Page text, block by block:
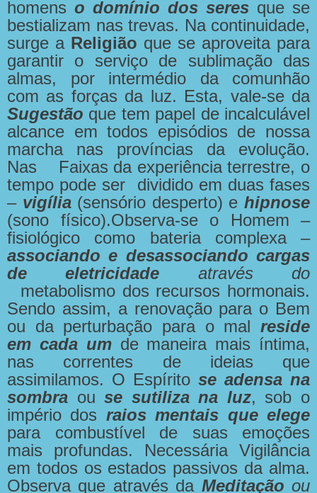
homens o domínio dos seres que se
bestializam nas trevas. Na continuidade,
surge a Religião que se aproveita para
garantir o serviço de sublimação das
almas, por intermédio da comunhão
com as forças da luz. Esta, vale-se da
Sugestão que tem papel de incalculável
alcance em todos episódios de nossa
marcha nas províncias da evolução.
Nas Faixas da experiência terrestre, o
tempo pode ser dividido em duas fases
– vigília(sensório desperto) ehipnose
(sono físico).Observa-se o Homem –
fisiológico como bateria complexa –
associando e desassociando cargas
de eletricidade através do
metabolismo dos recursos hormonais.
Sendo assim, a renovação para o Bem
ou da perturbação para o mal reside
em cada um de maneira mais íntima,
nas correntes de ideias que
assimilamos. O Espírito se adensa na
sombra ouse sutiliza na luz, sob o
império dos raios mentais que elege
para combustível de suas emoções
mais profundas. Necessária Vigilância
em todos os estados passivos da alma.
Observa que através da Meditaçãoou